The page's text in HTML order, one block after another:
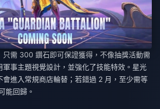
只需 300 鑽石即可保證獲得，不像抽獎活動需
軍事主題視覺設計，並強化了技能特效。星光
會進入常規商店輪替；若錯過 2 月，至少需等
能回歸。